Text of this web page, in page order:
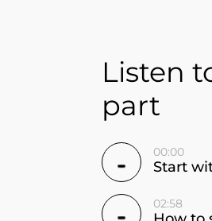
Listen
part
00:00
Start
02:58